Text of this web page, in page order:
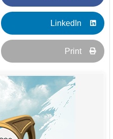
LinkedIn
Print